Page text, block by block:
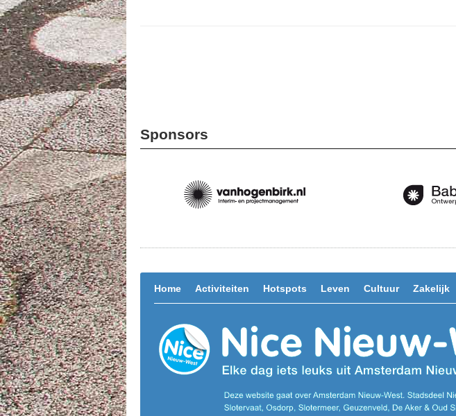
Sponsors
Home Activiteiten Hotspots Leven Cultuur Zakelijk